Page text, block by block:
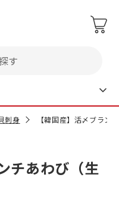
す
刺身 【韓国産】活〆ブラン
チあわび（生